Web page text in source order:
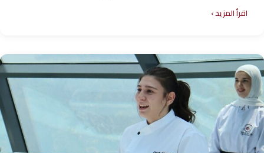
اقرأ المزيد